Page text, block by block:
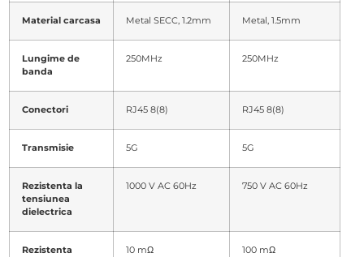
Material carcasa Metal SECC, 1.2mm Metal, 1.5mm
Lungime de
banda
250MHz 250MHz
Conectori RJ45 8(8) RJ45 8(8)
Transmisie 5G 5G
Rezistenta la
tensiunea
dielectrica
1000 V AC 60Hz 750 V AC 60Hz
Rezistenta
10 mΩ 100 mΩ